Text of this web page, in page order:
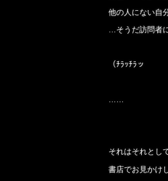
他の人にない自
…そうだ訪問者
（ﾁﾗｯﾁﾗッ
それはそれとし
書店でお見かけ